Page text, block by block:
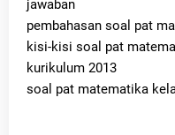
jawaban
pembahasan soal pat
kisi-kisi soal pat
kurikulum 2013
soal pat matematika